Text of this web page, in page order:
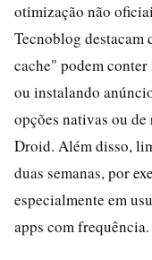
otimização não
Tecnoblog
cache" podem
ou instalando
opções nativas ou
Droid. Além disso,
duas semanas, por
especialmente em
apps com frequência.